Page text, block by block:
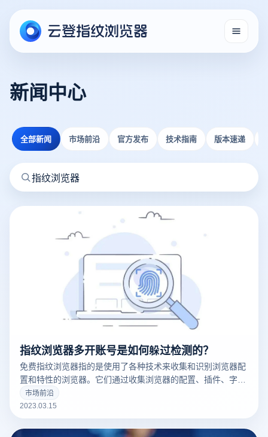
新闻中心
全部新闻 市场前沿 官方发布 技术指南 版本速递
指纹浏览器多开账号是如何躲过检测的？
免费指纹浏览器指的是使用了各种技术来收集和识别浏览器配
置和特性的浏览器。它们通过收集浏览器的配置、插件、字
体、操作系统版本等信息来创建一个唯一的浏览器指纹，这可
以用于追踪用户的在线行为。
市场前沿
2023.03.15